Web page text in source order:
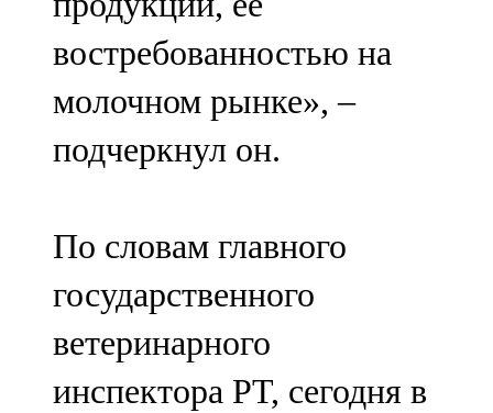
востребованностью на
молочном рынке», –
подчеркнул он.
По словам главного
государственного
ветеринарного
инспектора РТ, сегодня в